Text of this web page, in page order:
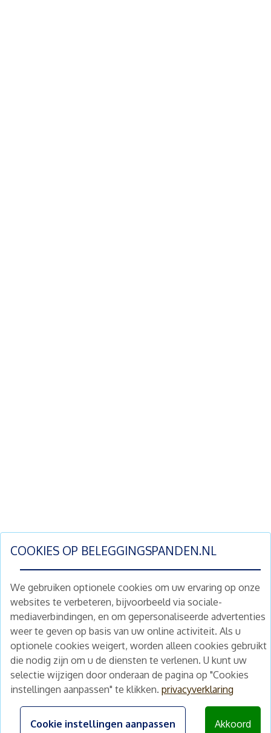
COOKIES OP BELEGGINGSPANDEN.NL
We gebruiken optionele cookies om uw ervaring op onze
websites te verbeteren, bijvoorbeeld via sociale-
mediaverbindingen, en om gepersonaliseerde advertenties
weer te geven op basis van uw online activiteit. Als u
optionele cookies weigert, worden alleen cookies gebruikt
die nodig zijn om u de diensten te verlenen. U kunt uw
selectie wijzigen door onderaan de pagina op "Cookies
instellingen aanpassen" te klikken. privacyverklaring
Cookie instellingen aanpassen Akkoord
Schrijf je nu in en ontvang wekelijks ons
nieuwe aanbod vastgoedbeleggingen.
Nieuwsbrief Abonneren
Home
Te koop
Nieuws
Schimmelstraat 5H
1053 TA Amsterdam
+31 (0) 30 225 31 12